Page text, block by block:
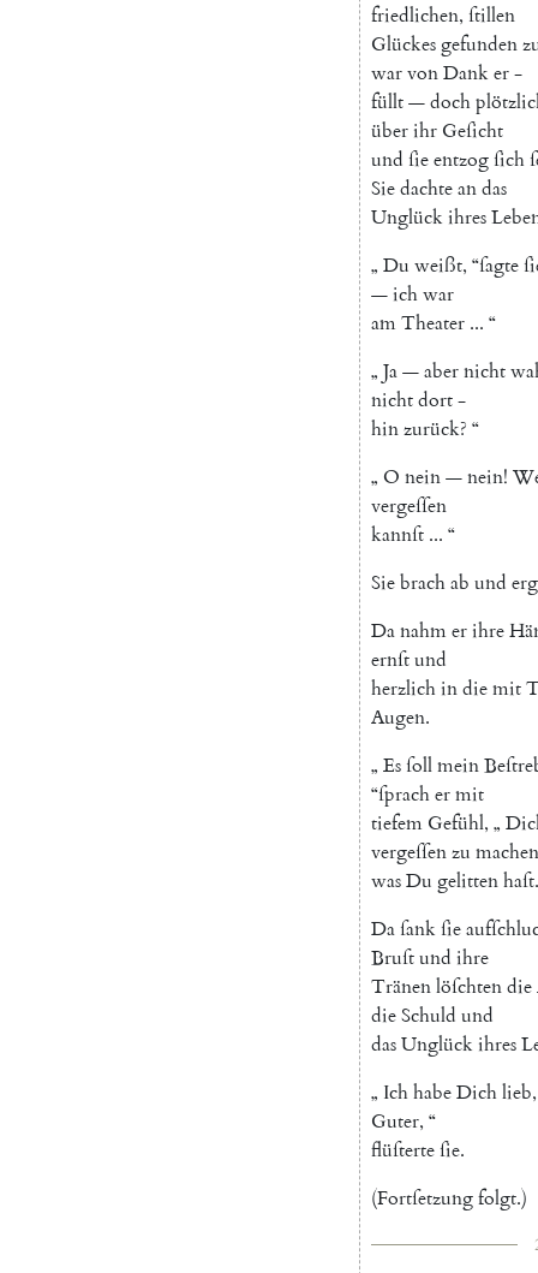
friedlichen, ſtillen
Glückesgefunden
warvonDanker-
füllt—doch
überihr Geſicht
und ſieentzogſich
Siedachteandas
Unglückihres
„ Du weißt, “ſagte
—ichwar
amTheater ... “
„ Ja—abernicht
nichtdort-
hinzurück? “
„ O nein—nein!
vergeſſen
kannſt ... “
Siebrachab und
Danahmerihre
ernſtund
herzlichindiemit
Augen.
„ Esſollmein
“ſprachermit
tiefem Gefühl, „
vergeſſenzu machen
wasDu gelittenhaſt.
Daſankſie
Bruſtund ihre
Tränenlöſchtendie
dieSchuld und
dasUnglückihres
„ IchhabeDichlieb,
Guter, “
flüſterteſie.
(Fortſetzungfolgt.)